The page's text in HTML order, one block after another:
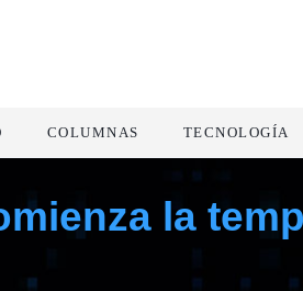
COLUMNAS TECNOLOGÍA
la